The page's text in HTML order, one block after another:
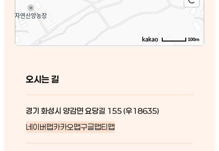
100m
오시는 길
경기 화성시 양감면 요당길 155 (우18635)
네이버맵카카오맵구글맵티맵